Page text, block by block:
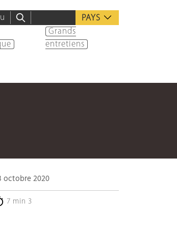
PAYS
Grands
entretiens
octobre 2020
7 min 3